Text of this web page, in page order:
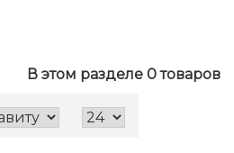
В этом разделе 0 товаров